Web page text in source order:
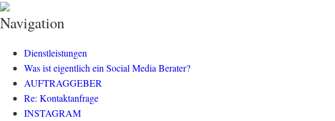
klisch.net
social media rockt
Navigation
Dienstleistungen
Was ist eigentlich ein Social Media Berater?
AUFTRAGGEBER
Re: Kontaktanfrage
INSTAGRAM